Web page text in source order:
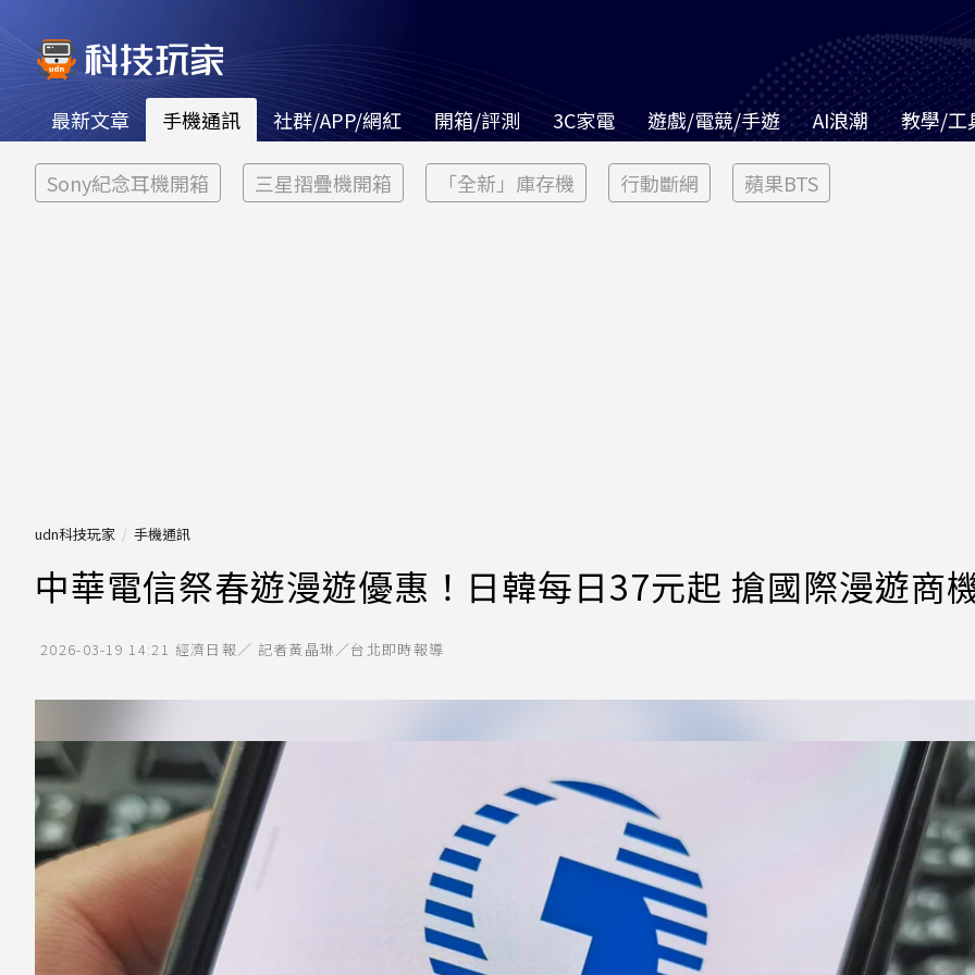
最新文章 手機通訊 社群/APP/網紅 開箱/評測 3C家電 遊戲/電競/手遊 AI浪潮 教學/工
Sony紀念耳機開箱 三星摺疊機開箱 「全新」庫存機 行動斷網 蘋果BTS
udn科技玩家 手機通訊
中華電信祭春遊漫遊優惠！日韓每日37元起 搶國際漫遊商
2026-03-19 14:21 經濟日報／ 記者黃晶琳／台北即時報導